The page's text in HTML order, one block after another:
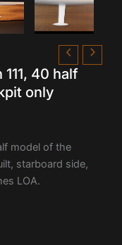
40 half
only
model of the
starboard side,
LOA.